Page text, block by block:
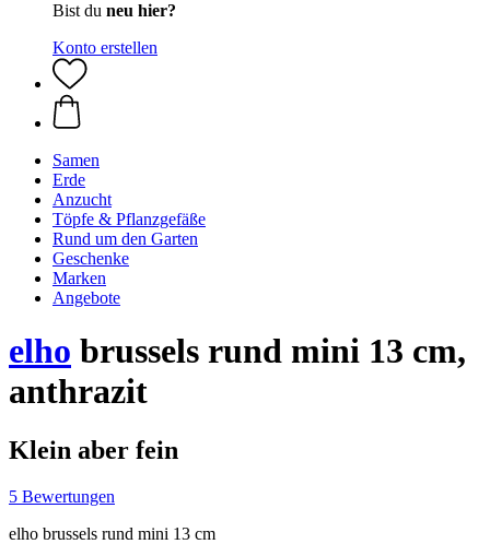
Bist du neu hier?
Konto erstellen
Samen
Erde
Anzucht
Töpfe & Pflanzgefäße
Rund um den Garten
Geschenke
Marken
Angebote
elho brussels rund mini 13 cm,
anthrazit
Klein aber fein
5 Bewertungen
elho brussels rund mini 13 cm